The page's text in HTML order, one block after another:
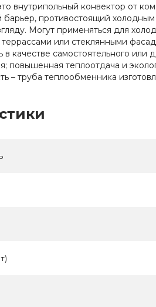
внутрипольный конвектор от
барьер, противостоящий
Могут применяться для
или стеклянными
в качестве самостоятельного
повышенная теплоотдача и
– труба теплообменника